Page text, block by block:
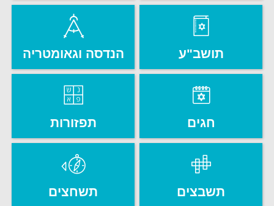
תושב"ע הנדסה וגאומטריה
חגים תפזורות
תשבצים תשחצים